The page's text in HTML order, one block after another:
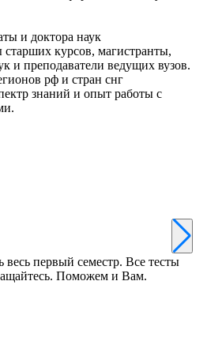
и доктора наук
курсов, магистранты,
и преподаватели ведущих вузов.
рф и стран снг
знаний и опыт работы с
весь первый семестр. Все тесты
Поможем и Вам.